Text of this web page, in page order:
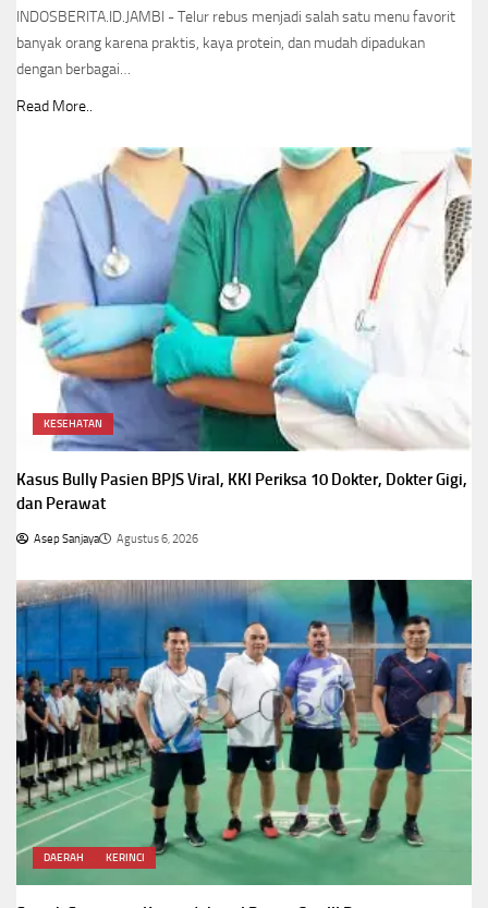
INDOSBERITA.ID.JAMBI - Telur rebus menjadi salah satu menu favorit
banyak orang karena praktis, kaya protein, dan mudah dipadukan
dengan berbagai…
Read More..
KESEHATAN
Kasus Bully Pasien BPJS Viral, KKI Periksa 10 Dokter, Dokter Gigi,
dan Perawat
Asep Sanjaya Agustus 6, 2026
DAERAH KERINCI